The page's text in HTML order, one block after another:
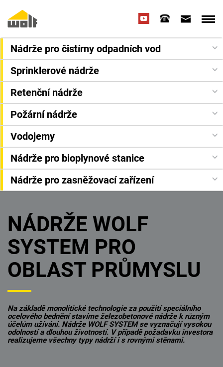
Nádrže pro čistírny odpadních vod
Sprinklerové nádrže
Retenční nádrže
Požární nádrže
Vodojemy
Nádrže pro bioplynové stanice
Nádrže pro zasněžovací zařízení
NÁDRŽE WOLF
SYSTEM PRO
OBLAST PRŮMYSLU
Na základě monolitické technologie za použití speciálního
ocelového bednění stavíme železobetonové nádrže k různým
účelům užívání. Nádrže WOLF SYSTEM se vyznačují vysokou
odolností a dlouhou životností. V případě požadavku investora
realizujeme všechny typy nádrží i s rovnými stěnami.